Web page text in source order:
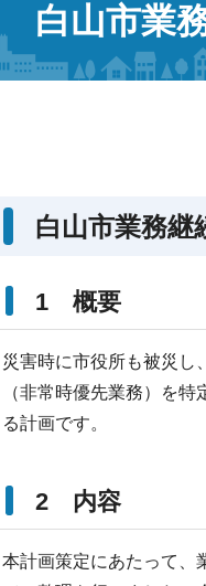
白山市業
白山市業務継
1 概要
災害時に市役所も被災し
（非常時優先業務）を
る計画です。
2 内容
本計画策定にあたって、